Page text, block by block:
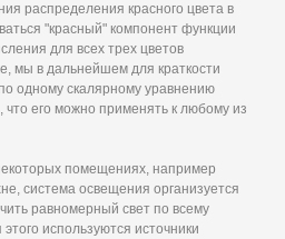
распределения красного цвета в
"красный" компонент функции
для всех трех цветов
мы в дальнейшем для краткости
одному скалярному уравнению
что его можно применять к любому из
помещениях, например
система освещения организуется
равномерный свет по всему
используются источники